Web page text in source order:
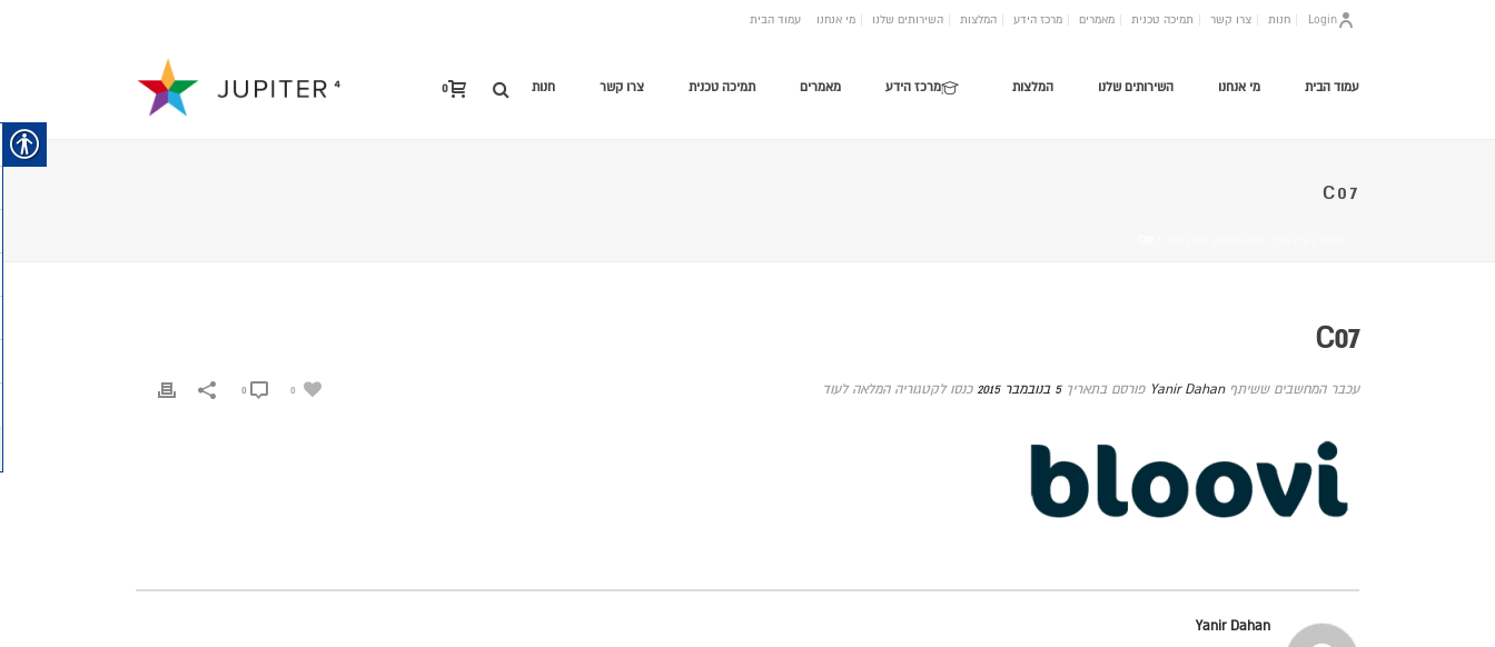
חנות צרו קשר תמיכה טכנית מאמרים מרכז הידע המלצות השירותים שלנו מי אנחנו עמוד הבית Login
חנות צרו קשר תמיכה טכנית מאמרים מרכז הידע המלצות השירותים שלנו מי אנחנו עמוד הבית 0
C07
C07
עכבר המחשבים ששיתףYanir Dahan פורסם בתאריך5 בנובמבר 2015 כנסו לקטגוריה המלאה לעוד 0
Yanir Dahan